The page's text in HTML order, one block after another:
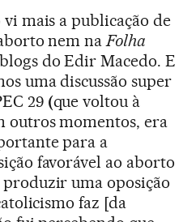
vi mais a publicação de
nem naFolha
do Edir Macedo. E
uma discussão super
29(que voltou à
outros momentos, era
para a
favorável ao aborto
uma oposição
faz [da